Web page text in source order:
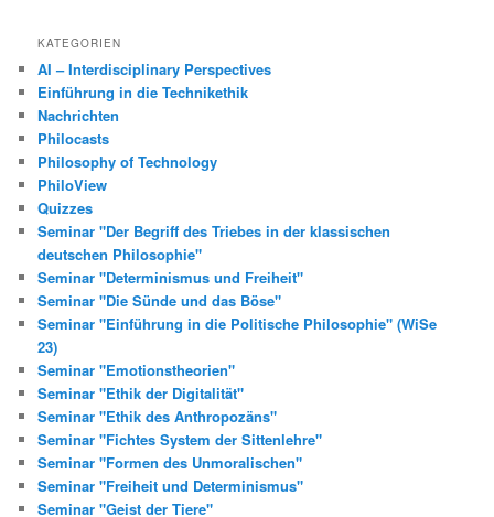
KATEGORIEN
AI – Interdisciplinary Perspectives
Einführung in die Technikethik
Nachrichten
Philocasts
Philosophy of Technology
PhiloView
Quizzes
Seminar "Der Begriff des Triebes in der klassischen
deutschen Philosophie"
Seminar "Determinismus und Freiheit"
Seminar "Die Sünde und das Böse"
Seminar "Einführung in die Politische Philosophie" (WiSe
23)
Seminar "Emotionstheorien"
Seminar "Ethik der Digitalität"
Seminar "Ethik des Anthropozäns"
Seminar "Fichtes System der Sittenlehre"
Seminar "Formen des Unmoralischen"
Seminar "Freiheit und Determinismus"
Seminar "Geist der Tiere"